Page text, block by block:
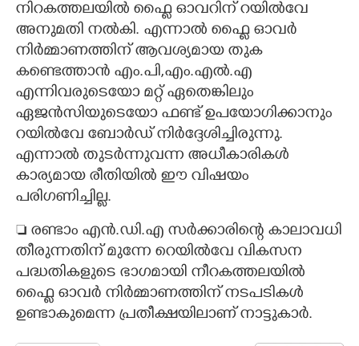
നിറകത്തലയിൽ ഫ്ലൈ ഓവറിന് റയിൽവേ
അനുമതി നൽകി. എന്നാൽ ഫ്ലൈ ഓവർ
നിർമ്മാണത്തിന് ആവശ്യമായ തുക
കണ്ടെത്താൻ എം.പി,എം.എൽ.എ
എന്നിവരുടെയോ മറ്റ് ഏതെങ്കിലും
ഏജൻസിയുടെയോ ഫണ്ട് ഉപയോഗിക്കാനും
റയിൽവേ ബോർഡ് നിർദ്ദേശിച്ചിരുന്നു.
എന്നാൽ തുടർന്നുവന്ന അധീകാരികൾ
കാര്യമായ രീതിയിൽ ഈ വിഷയം
പരിഗണിച്ചില്ല.
 രണ്ടാം എൻ.ഡി.എ സർക്കാരിന്റെ കാലാവധി
തീരുന്നതിന് മുന്നേ റെയിൽവേ വികസന
പദ്ധതികളുടെ ഭാഗമായി നീറകത്തലയിൽ
ഫ്ലൈ ഓവർ നിർമ്മാണത്തിന് നടപടികൾ
ഉണ്ടാകുമെന്ന പ്രതീക്ഷയിലാണ് നാട്ടുകാർ.